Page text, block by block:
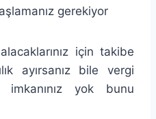
gerekiyor
için takibe
ayırsanız bile vergi
imkanınız yok bunu